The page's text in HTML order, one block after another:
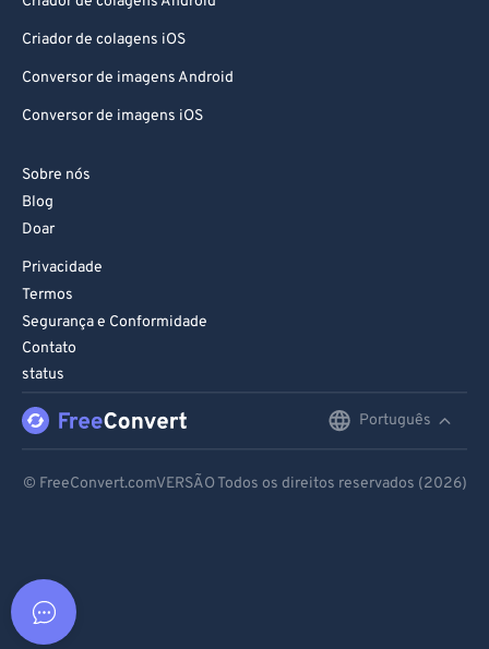
Criador de colagens iOS
Conversor de imagens Android
Conversor de imagens iOS
Sobre nós
Blog
Doar
Privacidade
Termos
Segurança e Conformidade
Contato
status
Português
© FreeConvert.comVERSÃO Todos os direitos reservados (2026)